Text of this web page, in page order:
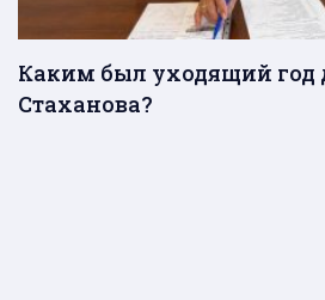
Каким был уходящий год
Стаханова?